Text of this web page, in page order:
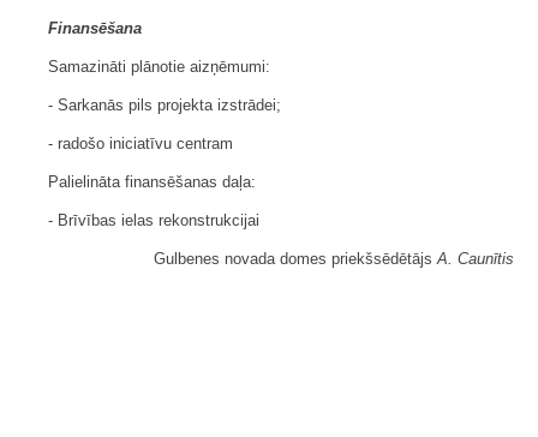
Finansēšana
Samazināti plānotie aizņēmumi:
- Sarkanās pils projekta izstrādei;
- radošo iniciatīvu centram
Palielināta finansēšanas daļa:
- Brīvības ielas rekonstrukcijai
Gulbenes novada domes priekšsēdētājs A. Caunītis